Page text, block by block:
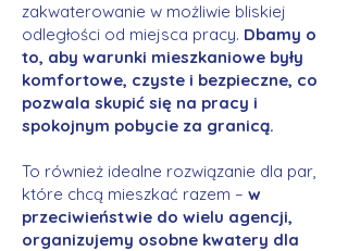
zakwaterowanie w możliwie bliskiej
odległości od miejsca pracy. Dbamy o
to, aby warunki mieszkaniowe były
komfortowe, czyste i bezpieczne, co
pozwala skupić się na pracy i
spokojnym pobycie za granicą.
To również idealne rozwiązanie dla par,
które chcą mieszkać razem – w
przeciwieństwie do wielu agencji,
organizujemy osobne kwatery dla